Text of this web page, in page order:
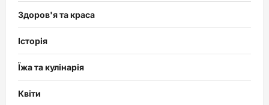
Здоров'я та краса
Історія
Їжа та кулінарія
Квіти